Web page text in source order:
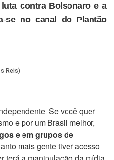
contra Bolsonaro e a
se no canal do Plantão
Se você quer
e por um Brasil melhor,
e em grupos de
mais gente tiver acesso